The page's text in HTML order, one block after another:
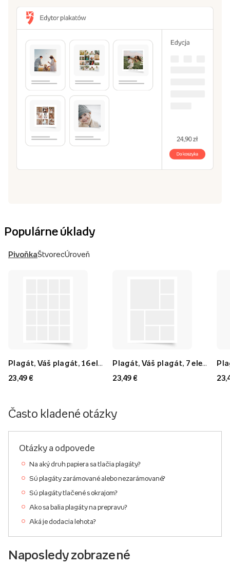
Populárne úklady
PivoňkaŠtvorecÚroveň
23,49 €
23,49 €
Často kladené otázky
Otázky a odpovede
Na aký druh papiera sa tlačia plagáty?
Sú plagáty zarámované alebo nezarámované?
Sú plagáty tlačené s okrajom?
Ako sa balia plagáty na prepravu?
Aká je dodacia lehota?
Naposledy zobrazené